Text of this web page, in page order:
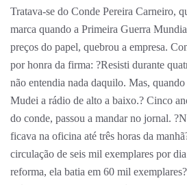
Tratava-se do Conde Pereira Carneiro,
marca quando a Primeira Guerra
preços do papel, quebrou a empresa.
por honra da firma: ?Resisti durante
não entendia nada daquilo. Mas,
Mudei a rádio de alto a baixo.? Cinco
do conde, passou a mandar no jornal.
ficava na oficina até três horas da
circulação de seis mil exemplares por
reforma, ela batia em 60 mil